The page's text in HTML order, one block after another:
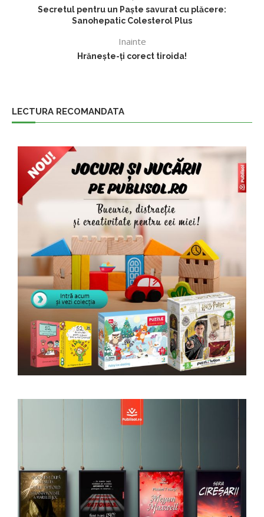
Secretul pentru un Paște savurat cu plăcere:
Sanohepatic Colesterol Plus
Inainte
Hrănește-ți corect tiroida!
LECTURA RECOMANDATA